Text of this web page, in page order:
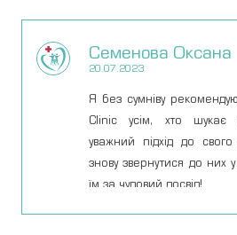
Семенова Оксана
20.07.2023
Я без сумніву
Clinic усім, хто шукає
уважний підхід до
знову звернутися до них
їм за чудовий досвід!